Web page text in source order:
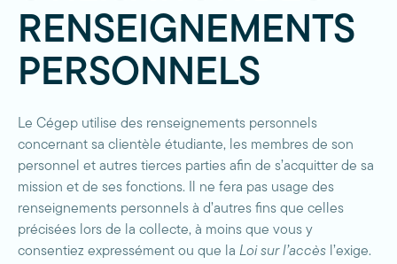
RENSEIGNEMENTS
PERSONNELS
Le Cégep utilise des renseignements personnels
concernant sa clientèle étudiante, les membres de son
personnel et autres tierces parties afin de s’acquitter de sa
mission et de ses fonctions. Il ne fera pas usage des
renseignements personnels à d’autres fins que celles
précisées lors de la collecte, à moins que vous y
consentiez expressément ou que la Loi sur l’accès l’exige.